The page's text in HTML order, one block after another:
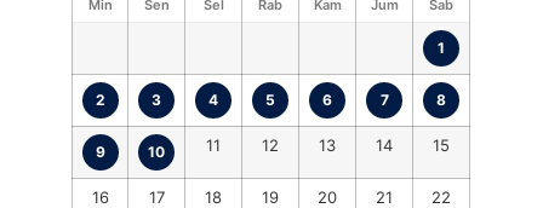
Min Sen Sel Rab Kam Jum Sab
1
2 3 4 5 6 7 8
9 10 11 12 13 14 15
16 17 18 19 20 21
22